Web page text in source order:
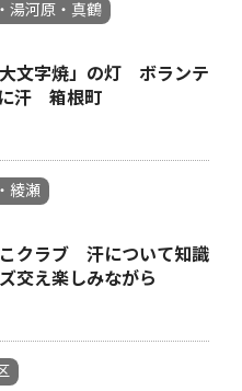
湯河原・真鶴
文字焼」の灯 ボランテ
汗 箱根町
綾瀬
こクラブ 汗について知識
交え楽しみながら